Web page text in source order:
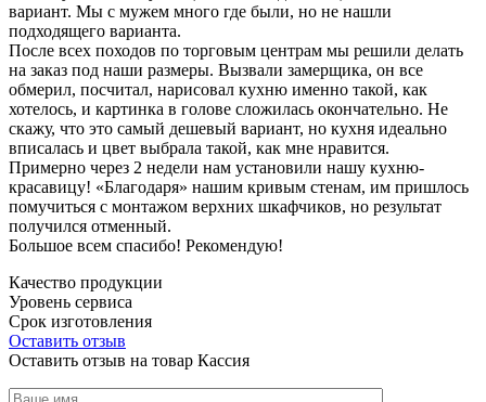
вариант. Мы с мужем много где были, но не нашли
подходящего варианта.
После всех походов по торговым центрам мы решили делать
на заказ под наши размеры. Вызвали замерщика, он все
обмерил, посчитал, нарисовал кухню именно такой, как
хотелось, и картинка в голове сложилась окончательно. Не
скажу, что это самый дешевый вариант, но кухня идеально
вписалась и цвет выбрала такой, как мне нравится.
Примерно через 2 недели нам установили нашу кухню-
красавицу! «Благодаря» нашим кривым стенам, им пришлось
помучиться с монтажом верхних шкафчиков, но результат
получился отменный.
Большое всем спасибо! Рекомендую!
Качество продукции
Уровень сервиса
Срок изготовления
Оставить отзыв
Оставить отзыв на товар Кассия